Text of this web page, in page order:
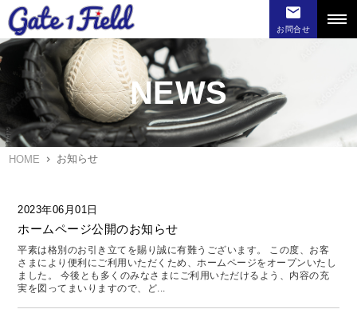
お問合せ
NEWS
HOME お知らせ
2023年06月01日
ホームページ公開のお知らせ
平素は格別のお引き立てを賜り誠に有難うございます。 この度、お客
さまにより便利にご利用いただくため、ホームページをオープンいたし
ました。 今後とも多くのみなさまにご利用いただけるよう、内容の充
実を図ってまいりますので、ど...